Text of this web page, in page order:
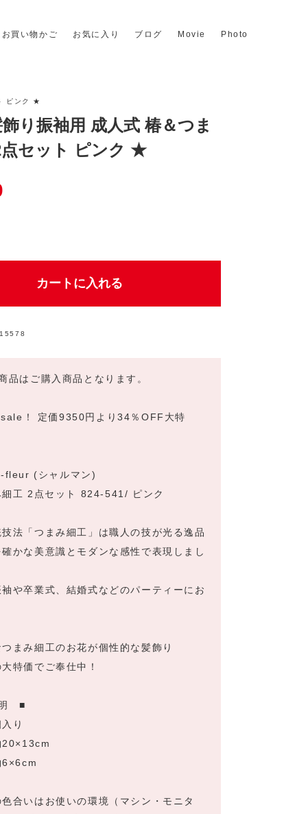
お買い物かご お気に入り ブログ Movie Photo
ピンク ★
り振袖用 成人式 椿＆つま
点セット ピンク ★
カートに入れる
品はご購入商品となります。
！ 定価9350円より34％OFF大特
fleur (シャルマン)
細工 2点セット 824-541/ ピンク
法「つまみ細工」は職人の技が光る逸品
かな美意識とモダンな感性で表現しまし
や卒業式、結婚式などのパーティーにお
まみ細工のお花が個性的な髪飾り
特価でご奉仕中！
■
り
20×13cm
6×6cm
合いはお使いの環境（マシン・モニタ